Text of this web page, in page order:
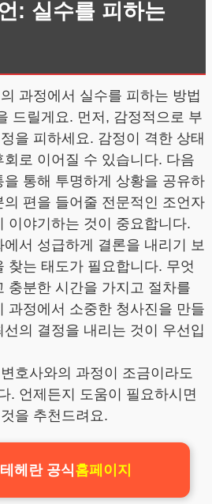
: 실수를 피하는
과정에서 실수를 피하는 방법
드릴게요. 먼저, 감정적으로 부
을 피하세요. 감정이 격한 상태
로 이어질 수 있습니다. 다음
통해 투명하게 상황을 공유하
편을 들어줄 전문적인 조언자
이야기하는 것이 중요합니다.
서 성급하게 결론을 내리기 보
찾는 태도가 필요합니다. 무엇
충분한 시간을 가지고 절차를
과정에서 소중한 청사진을 만들
의 결정을 내리는 것이 우선입
호사와의 과정이 조금이라도
. 언제든지 도움이 필요하시면
을 추천드려요.
헤란 공식홈페이지